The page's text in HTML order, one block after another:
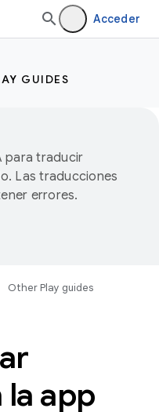
Acceder
GUIDES
para traducir
Las traducciones
errores.
Other Play guides
app